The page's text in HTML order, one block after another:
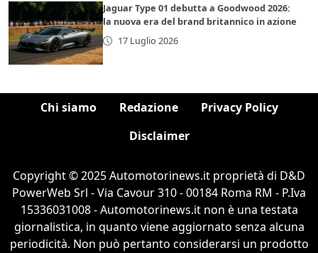
Jaguar Type 01 debutta a Goodwood 2026:
la nuova era del brand britannico in azione
17 Luglio 2026
Chi siamo Redazione
Privacy Policy
Disclaimer
Copyright © 2025 Automotorinews.it proprietà di D&D
PowerWeb Srl - Via Cavour 310 - 00184 Roma RM - P.Iva
15336031008 - Automotorinews.it non è una testata
giornalistica, in quanto viene aggiornato senza alcuna
periodicità. Non può pertanto considerarsi un prodotto